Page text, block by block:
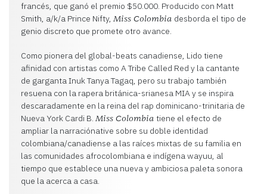
francés, que ganó el premio $50.000. Producido con Matt
Smith, a/k/a Prince Nifty, Miss Colombia desborda el tipo de
genio discreto que promete otro avance.
Como pionera del global-beats canadiense, Lido tiene
afinidad con artistas como A Tribe Called Red y la cantante
de garganta Inuk Tanya Tagaq, pero su trabajo también
resuena con la rapera británica-srianesa MIA y se inspira
descaradamente en la reina del rap dominicano-trinitaria de
Nueva York Cardi B. Miss Colombia tiene el efecto de
ampliar la narraciónative sobre su doble identidad
colombiana/canadiense a las raíces mixtas de su familia en
las comunidades afrocolombiana e indígena wayuu, al
tiempo que establece una nueva y ambiciosa paleta sonora
que la acerca a casa.